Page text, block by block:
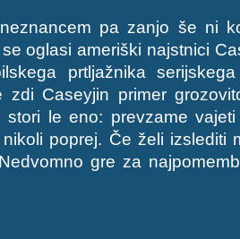
pa zanjo še ni
oglasi ameriški najstnici
prtljažnika
zdi Caseyjin primer
stori le eno: prevzame
poprej. Če želi izslediti
gre za